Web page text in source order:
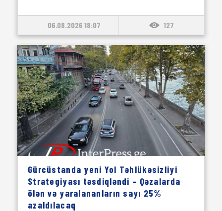
06.08.2026 18:07 127
Gürcüstanda yeni Yol Təhlükəsizliyi
Strategiyası təsdiqləndi – Qəzalarda
ölən və yaralananların sayı 25%
azaldılacaq